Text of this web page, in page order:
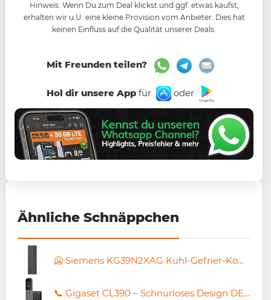
Hinweis: Wenn Du zum Deal klickst und ggf. etwas kaufst,
erhalten wir u.U. eine kleine Provision vom Anbieter. Dies hat
keinen Einfluss auf die Qualität unserer Deals.
Mit Freunden teilen?
Hol dir unsere Appfür oder
Ähnliche Schnäppchen
🥶 Siemens KG39N2XAG Kühl-Gefrier-Kombination für 999,99€ (statt 1.107€)
📞 Gigaset CL390 – Schnurloses Design DECT-Telefon + Basisstation für 29,99€ (statt 38€)